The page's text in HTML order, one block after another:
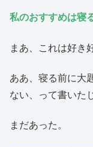
私のおすすめは寝
まあ、これは好き
ああ、寝る前に大
ない、って書いた
まだあった。